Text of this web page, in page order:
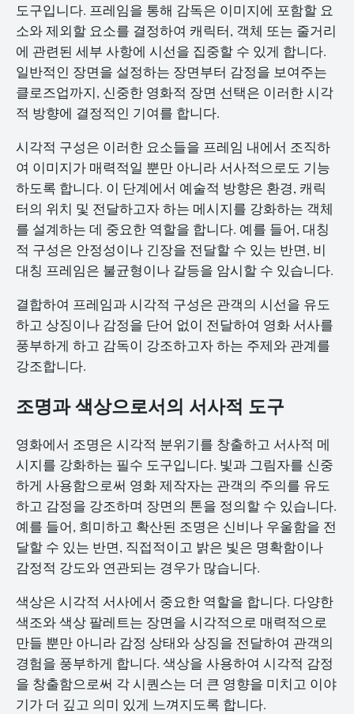
도구입니다. 프레임을 통해 감독은 이미지에 포함할 요
소와 제외할 요소를 결정하여 캐릭터, 객체 또는 줄거리
에 관련된 세부 사항에 시선을 집중할 수 있게 합니다.
일반적인 장면을 설정하는 장면부터 감정을 보여주는
클로즈업까지, 신중한 영화적 장면 선택은 이러한 시각
적 방향에 결정적인 기여를 합니다.
시각적 구성은 이러한 요소들을 프레임 내에서 조직하
여 이미지가 매력적일 뿐만 아니라 서사적으로도 기능
하도록 합니다. 이 단계에서 예술적 방향은 환경, 캐릭
터의 위치 및 전달하고자 하는 메시지를 강화하는 객체
를 설계하는 데 중요한 역할을 합니다. 예를 들어, 대칭
적 구성은 안정성이나 긴장을 전달할 수 있는 반면, 비
대칭 프레임은 불균형이나 갈등을 암시할 수 있습니다.
결합하여 프레임과 시각적 구성은 관객의 시선을 유도
하고 상징이나 감정을 단어 없이 전달하여 영화 서사를
풍부하게 하고 감독이 강조하고자 하는 주제와 관계를
강조합니다.
조명과 색상으로서의 서사적 도구
영화에서 조명은 시각적 분위기를 창출하고 서사적 메
시지를 강화하는 필수 도구입니다. 빛과 그림자를 신중
하게 사용함으로써 영화 제작자는 관객의 주의를 유도
하고 감정을 강조하며 장면의 톤을 정의할 수 있습니다.
예를 들어, 희미하고 확산된 조명은 신비나 우울함을 전
달할 수 있는 반면, 직접적이고 밝은 빛은 명확함이나
감정적 강도와 연관되는 경우가 많습니다.
색상은 시각적 서사에서 중요한 역할을 합니다. 다양한
색조와 색상 팔레트는 장면을 시각적으로 매력적으로
만들 뿐만 아니라 감정 상태와 상징을 전달하여 관객의
경험을 풍부하게 합니다. 색상을 사용하여 시각적 감정
을 창출함으로써 각 시퀀스는 더 큰 영향을 미치고 이야
기가 더 깊고 의미 있게 느껴지도록 합니다.